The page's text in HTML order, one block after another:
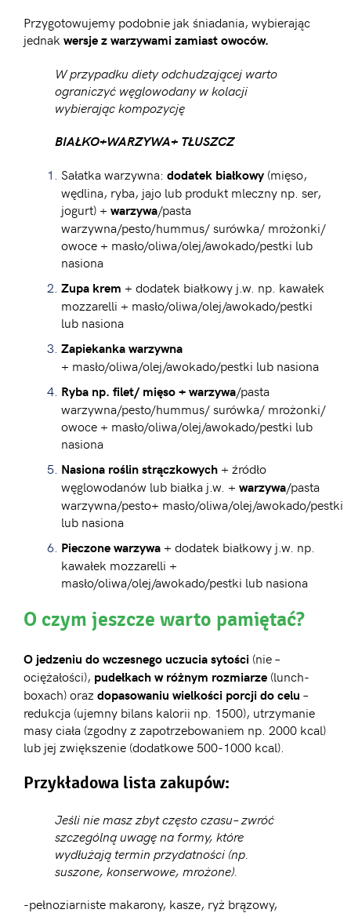
Przygotowujemy podobnie jak śniadania, wybierając
jednak wersje z warzywami zamiast owoców.
W przypadku diety odchudzającej warto
ograniczyć węglowodany w kolacji
wybierając kompozycję
BIAŁKO+WARZYWA+ TŁUSZCZ
Sałatka warzywna: dodatek białkowy (mięso,
wędlina, ryba, jajo lub produkt mleczny np. ser,
jogurt) + warzywa/pasta
warzywna/pesto/hummus/ surówka/ mrożonki/
owoce + masło/oliwa/olej/awokado/pestki lub
nasiona
Zupa krem + dodatek białkowy j.w. np. kawałek
mozzarelli + masło/oliwa/olej/awokado/pestki
lub nasiona
Zapiekanka warzywna
+ masło/oliwa/olej/awokado/pestki lub nasiona
Ryba np. filet/ mięso +warzywa/pasta
warzywna/pesto/hummus/ surówka/ mrożonki/
owoce + masło/oliwa/olej/awokado/pestki lub
nasiona
Nasiona roślin strączkowych + źródło
węglowodanów lub białka j.w. + warzywa/pasta
warzywna/pesto+ masło/oliwa/olej/awokado/pestki
lub nasiona
Pieczone warzywa + dodatek białkowy j.w. np.
kawałek mozzarelli +
masło/oliwa/olej/awokado/pestki lub nasiona
O czym jeszcze warto pamiętać?
O jedzeniu do wczesnego uczucia sytości (nie –
ociężałości), pudełkach w różnym rozmiarze (lunch-
boxach) oraz dopasowaniu wielkości porcji do celu –
redukcja (ujemny bilans kalorii np. 1500), utrzymanie
masy ciała (zgodny z zapotrzebowaniem np. 2000 kcal)
lub jej zwiększenie (dodatkowe 500-1000 kcal).
Przykładowa lista zakupów:
Jeśli nie masz zbyt często czasu– zwróć
szczególną uwagę na formy, które
wydłużają termin przydatności (np.
suszone, konserwowe, mrożone).
-pełnoziarniste makarony, kasze, ryż brązowy,